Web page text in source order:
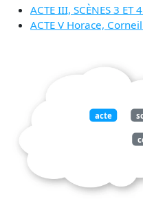
ACTE III, SCÈNES 3 ET
ACTE V Horace,
acte